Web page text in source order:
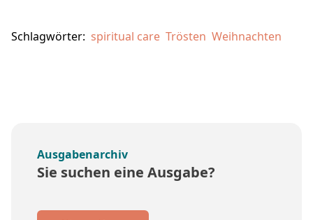
Schlagwörter: spiritual care Trösten Weihnachten
Ausgabenarchiv
Sie suchen eine Ausgabe?